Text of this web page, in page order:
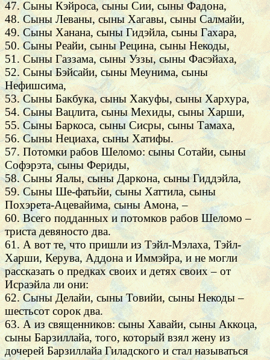
47. Сыны Кэйроса, сыны Сии, сыны Фадона,
48. Сыны Леваны, сыны Хагавы, сыны Салмайи,
49. Сыны Ханана, сыны Гидэйла, сыны Гахара,
50. Сыны Реайи, сыны Рецина, сыны Некоды,
51. Сыны Газзама, сыны Уззы, сыны Фасэйаха,
52. Сыны Бэйсайи, сыны Меунима, сыны
Нефишсима,
53. Сыны Бакбука, сыны Хакуфы, сыны Хархура,
54. Сыны Вацлита, сыны Мехиды, сыны Харши,
55. Сыны Баркоса, сыны Сисры, сыны Тамаха,
56. Сыны Нециаха, сыны Хатифы.
57. Потомки рабов Шеломо: сыны Сотайи, сыны
Софэрэта, сыны Фериды,
58. Сыны Яалы, сыны Даркона, сыны Гиддэйла,
59. Сыны Ше-фатьйи, сыны Хаттила, сыны
Похэрета-Ацевайима, сыны Амона, –
60. Всего подданных и потомков рабов Шеломо –
триста девяносто два.
61. А вот те, что пришли из Тэйл-Мэлаха, Тэйл-
Харши, Керува, Аддона и Иммэйра, и не могли
рассказать о предках своих и детях своих – от
Исраэйла ли они:
62. Сыны Делайи, сыны Товийи, сыны Некоды –
шестьсот сорок два.
63. А из священников: сыны Хавайи, сыны Аккоца,
сыны Барзиллайа, того, который взял жену из
дочерей Барзиллайа Гиладского и стал называться